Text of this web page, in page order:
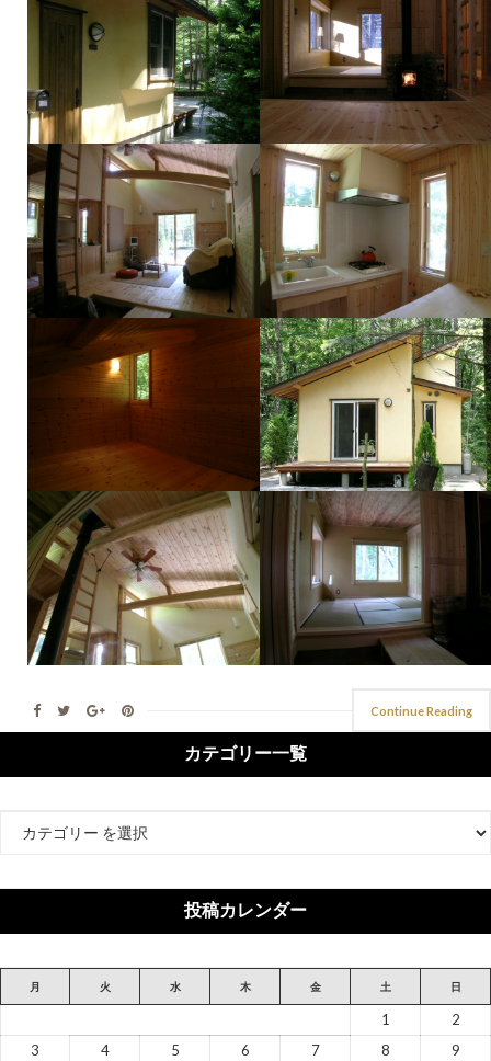
Continue Reading
カテゴリー一覧
リ
投稿カレンダー
月 火 水 木 金 土 日
1
2
3
4 5 6 7 8
9